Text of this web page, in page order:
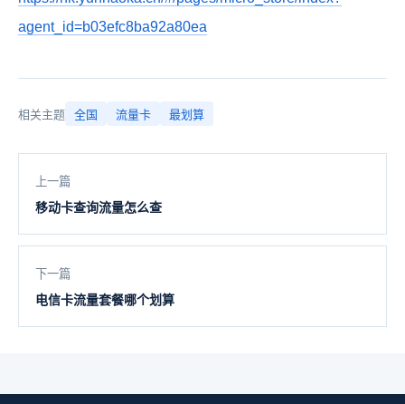
agent_id=b03efc8ba92a80ea
相关主题 全国 流量卡 最划算
上一篇
移动卡查询流量怎么查
下一篇
电信卡流量套餐哪个划算